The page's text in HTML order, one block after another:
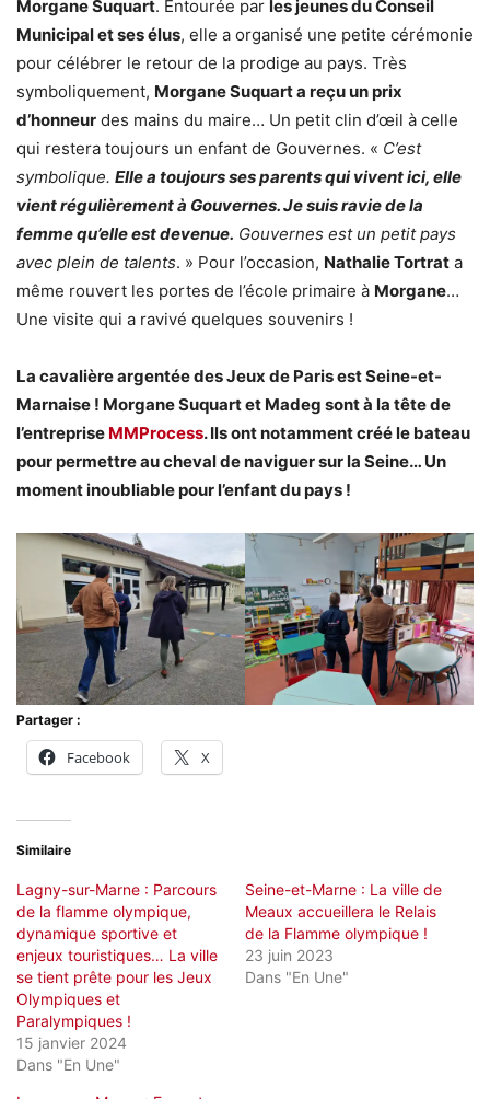
Morgane Suquart. Entourée par les jeunes du Conseil
Municipal et ses élus, elle a organisé une petite cérémonie
pour célébrer le retour de la prodige au pays. Très
symboliquement, Morgane Suquart a reçu un prix
d’honneur des mains du maire… Un petit clin d’œil à celle
qui restera toujours un enfant de Gouvernes. « C’est
symbolique. Elle a toujours ses parents qui vivent ici, elle
vient régulièrement à Gouvernes. Je suis ravie de la
femme qu’elle est devenue. Gouvernes est un petit pays
avec plein de talents. » Pour l’occasion, Nathalie Tortrat a
même rouvert les portes de l’école primaire à Morgane…
Une visite qui a ravivé quelques souvenirs !
La cavalière argentée des Jeux de Paris est Seine-et-
Marnaise ! Morgane Suquart et Madeg sont à la tête de
l’entreprise MMProcess. Ils ont notamment créé le bateau
pour permettre au cheval de naviguer sur la Seine… Un
moment inoubliable pour l’enfant du pays !
Partager :
Facebook X
Similaire
Lagny-sur-Marne : Parcours
de la flamme olympique,
dynamique sportive et
enjeux touristiques… La ville
se tient prête pour les Jeux
Olympiques et
Paralympiques !
15 janvier 2024
Dans "En Une"
Seine-et-Marne : La ville de
Meaux accueillera le Relais
de la Flamme olympique !
23 juin 2023
Dans "En Une"